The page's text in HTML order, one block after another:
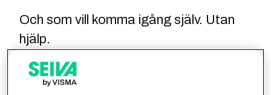
Och som vill komma igång själv. Utan
hjälp.